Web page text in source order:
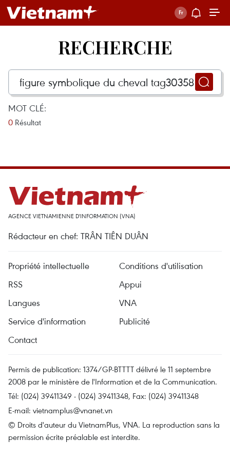
RECHERCHE
MOT CLÉ:
0 Résultat
AGENCE VIETNAMIENNE D'INFORMATION (VNA)
Rédacteur en chef: TRÂN TIÊN DUÂN
Propriété intellectuelle
Conditions d'utilisation
RSS
Appui
Langues
VNA
Service d'information
Publicité
Contact
Permis de publication: 1374/GP-BTTTT délivré le 11 septembre
2008 par le ministère de l'Information et de la Communication.
Tél: (024) 39411349 - (024) 39411348, Fax: (024) 39411348
E-mail: vietnamplus@vnanet.vn
© Droits d'auteur du VietnamPlus, VNA. La reproduction sans la
permission écrite préalable est interdite.